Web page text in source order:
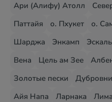
Ари (Алифу) Атолл
Паттайя
о. Пхукет о.
Шарджа
Энкамп
Вена
Цель ам Зее
Золотые пески
Айя Напа
Ларнака